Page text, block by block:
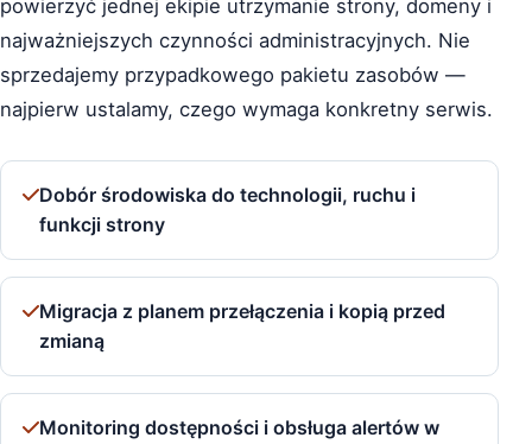
powierzyć jednej ekipie utrzymanie strony, domeny i
najważniejszych czynności administracyjnych. Nie
sprzedajemy przypadkowego pakietu zasobów —
najpierw ustalamy, czego wymaga konkretny serwis.
Dobór środowiska do technologii, ruchu i
funkcji strony
Migracja z planem przełączenia i kopią przed
zmianą
Monitoring dostępności i obsługa alertów w